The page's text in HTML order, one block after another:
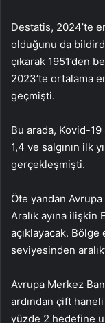
Destatis, 2024’te
olduğunu da
çıkarak 1951’den
2023’te ortalama
geçmişti.
Bu arada, Kovid-19
1,4 ve salgının ilk
gerçekleşmişti.
Öte yandan
Aralık ayına ilişkin
açıklayacak.
seviyesinden
Avrupa Merkez
ardından çift
yüzde 2 hedefine